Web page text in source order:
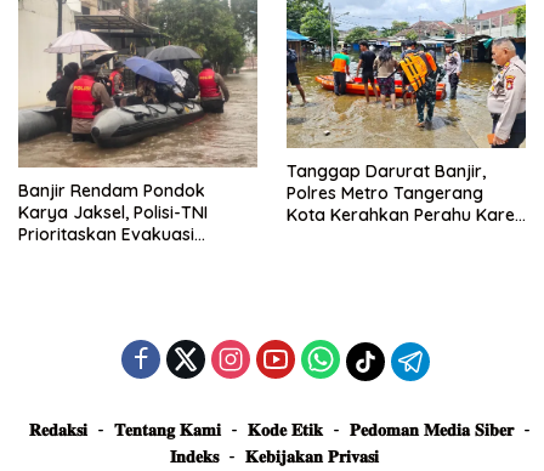
Banjir Rendam Pondok
Karya Jaksel, Polisi-TNI
Prioritaskan Evakuasi
Tanggap Darurat Banjir,
Polres Metro Tangerang
Kota Kerahkan Perahu Karet
𝐑𝐞𝐝𝐚𝐤𝐬𝐢 𝐓𝐞𝐧𝐭𝐚𝐧𝐠 𝐊𝐚𝐦𝐢 𝐊𝐨𝐝𝐞 𝐄𝐭𝐢𝐤
𝐏𝐞𝐝𝐨𝐦𝐚𝐧 𝐌𝐞𝐝𝐢𝐚 𝐒𝐢𝐛𝐞𝐫
𝐈𝐧𝐝𝐞𝐤𝐬
𝐊𝐞𝐛𝐢𝐣𝐚𝐤𝐚𝐧 𝐏𝐫𝐢𝐯𝐚𝐬𝐢